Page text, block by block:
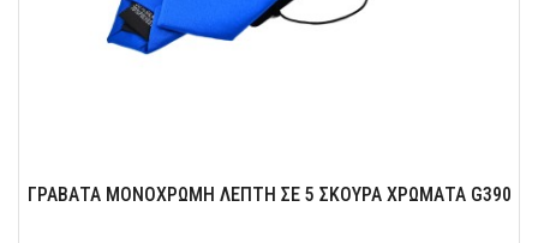
ΓΡΑΒΑΤΑ ΜΟΝΟΧΡΩΜΗ ΛΕΠΤΗ ΣΕ 5 ΣΚΟΥΡΑ ΧΡΩΜΑΤΑ G390
Ένα αξεσουάρ που θα προσδώσει στιλ και άνεση στην εμφάνιση σας.